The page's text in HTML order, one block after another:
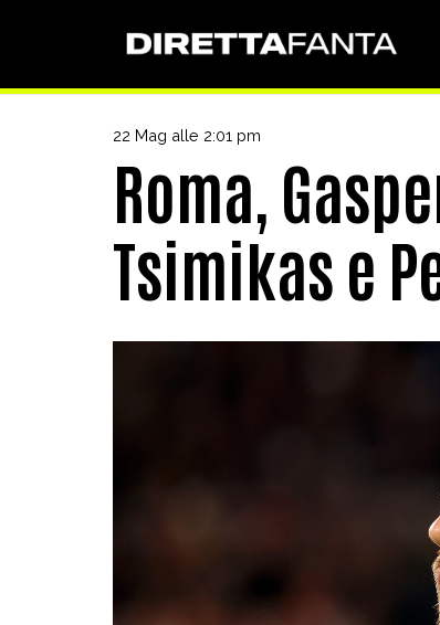
22 Mag alle 2:01 pm
Roma,
Tsimikas e